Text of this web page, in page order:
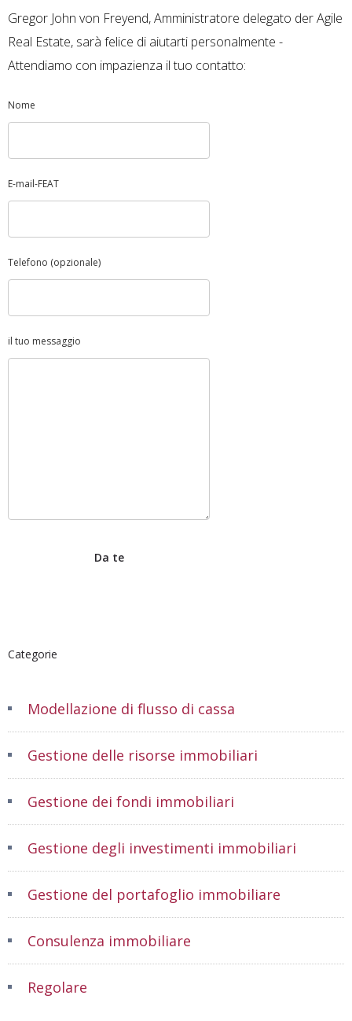
Gregor John von Freyend, Amministratore delegato der Agile
Real Estate, sarà felice di aiutarti personalmente -
Attendiamo con impazienza il tuo contatto:
Nome
E-mail-FEAT
Telefono (opzionale)
il tuo messaggio
Categorie
Modellazione di flusso di cassa
Gestione delle risorse immobiliari
Gestione dei fondi immobiliari
Gestione degli investimenti immobiliari
Gestione del portafoglio immobiliare
Consulenza immobiliare
Regolare